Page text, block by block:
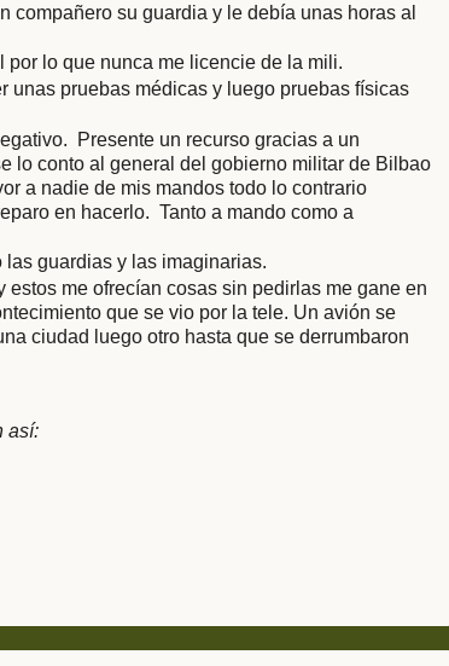
compañero su guardia y le debía unas horas al
lo que nunca me licencie de la mili.
unas pruebas médicas y luego pruebas físicas
Presente un recurso gracias a un
lo conto al general del gobierno militar de Bilbao
a nadie de mis mandos todo lo contrario
en hacerlo. Tanto a mando como a
guardias y las imaginarias.
me ofrecían cosas sin pedirlas me gane en
que se vio por la tele. Un avión se
ciudad luego otro hasta que se derrumbaron
así: